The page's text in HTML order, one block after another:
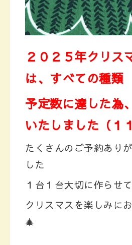
２０２５年クリス
は、すべての種類
予定数に達した為
いたしました（１
たくさんのご予約あり
した
１台１台大切に作らせ
クリスマスを楽しみに
🎄